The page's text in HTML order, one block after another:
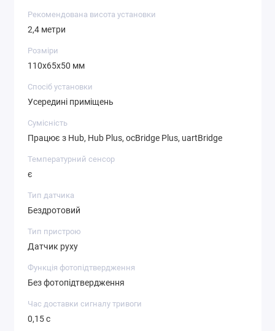
Рекомендована висота установки
2,4 метри
Розміри
110x65x50 мм
Спосіб установки
Усередині приміщень
Сумісність
Працює з Hub, Hub Plus, ocBridge Plus, uartBridge
Температурний сенсор
є
Тип датчика
Бездротовий
Тип пристрою
Датчик руху
Функція фотопідтвердження
Без фотопідтвердження
Час доставки сигналу тривоги
0,15 с